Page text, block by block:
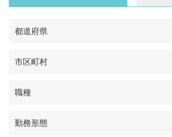
都道府県
市区町村
職種
勤務形態